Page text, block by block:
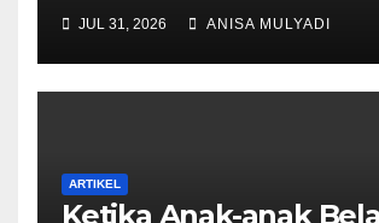
JUL 31, 2026 ANISA MULYADI
ARTIKEL
Ketika Anak-anak